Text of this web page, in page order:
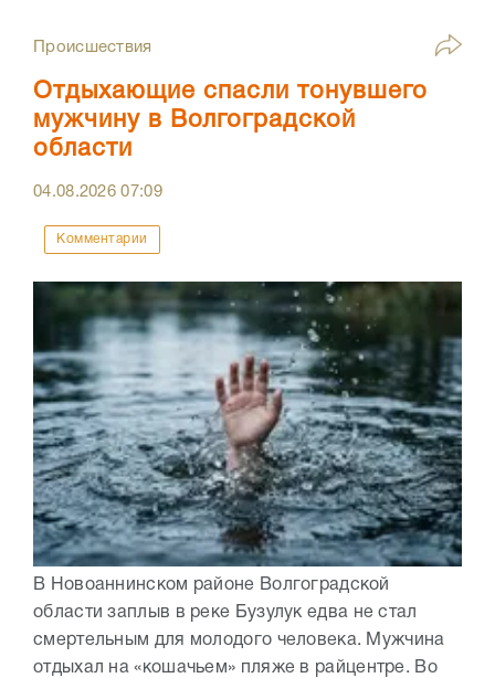
Происшествия
Отдыхающие спасли тонувшего
мужчину в Волгоградской
области
04.08.202607:09
Комментарии
В Новоаннинском районе Волгоградской
области заплыв в реке Бузулук едва не стал
смертельным для молодого человека. Мужчина
отдыхал на «кошачьем» пляже в райцентре. Во